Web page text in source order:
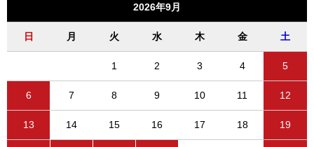
2026年9月
日 月 火 水 木 金 土
1 2 3 4 5
6 7 8 9 10 11 12
13 14 15 16 17 18 19